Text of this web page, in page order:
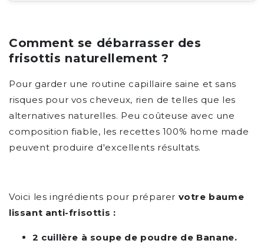
Comment se débarrasser des
frisottis naturellement ?
Pour garder une routine capillaire saine et sans
risques pour vos cheveux, rien de telles que les
alternatives naturelles. Peu coûteuse avec une
composition fiable, les recettes 100% home made
peuvent produire d'excellents résultats.
Voici les ingrédients pour préparer votre baume
lissant anti-frisottis :
2 cuillère à soupe de poudre de Banane.